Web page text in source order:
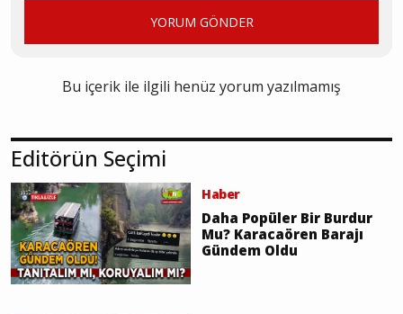
YORUM GÖNDER
Bu içerik ile ilgili henüz yorum yazılmamış
Editörün Seçimi
Haber
Daha Popüler Bir Burdur
Mu? Karacaören Barajı
Gündem Oldu